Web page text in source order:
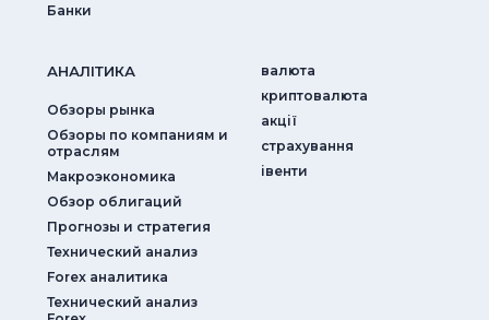
Банки
АНАЛIТИКА
Обзоры рынка
Обзоры по компаниям и
отраслям
Макроэкономика
Обзор облигаций
Прогнозы и стратегия
Технический анализ
Forex аналитика
Технический анализ
валюта
криптовалюта
акції
страхування
iвенти